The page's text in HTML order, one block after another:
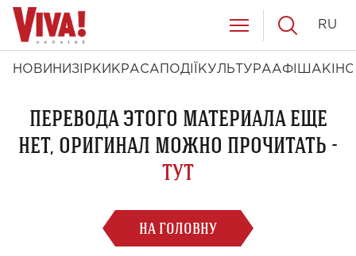
НОВИНИ ЗІРКИ КРАСА ПОДІЇ КУЛЬТУРААФІША КІНО
RU
ПЕРЕВОДА ЭТОГО МАТЕРИАЛА ЕЩЕ
НЕТ, ОРИГИНАЛ МОЖНО ПРОЧИТАТЬ -
ТУТ
НА ГОЛОВНУ